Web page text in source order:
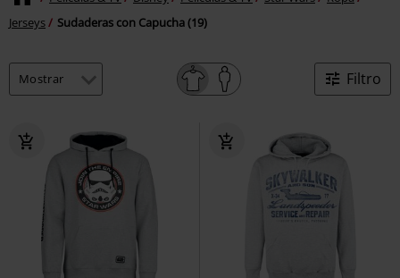
Jerseys
Sudaderas con Capucha (19)
Filtro